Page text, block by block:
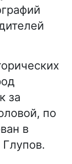
за
по
в
Глупов.